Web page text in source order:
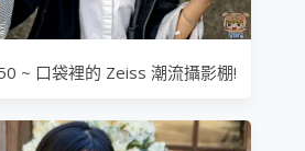
~ 口袋裡的 Zeiss 潮流攝影棚!